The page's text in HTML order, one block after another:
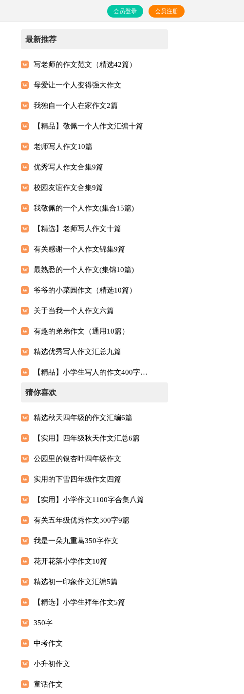
会员登录 会员注册
最新推荐
写老师的作文范文（精选42篇）
母爱让一个人变得强大作文
我独自一个人在家作文2篇
【精品】敬佩一个人作文汇编十篇
老师写人作文10篇
优秀写人作文合集9篇
校园友谊作文合集9篇
我敬佩的一个人作文(集合15篇)
【精选】老师写人作文十篇
有关感谢一个人作文锦集9篇
最熟悉的一个人作文(集锦10篇)
爷爷的小菜园作文（精选10篇）
关于当我一个人作文六篇
有趣的弟弟作文（通用10篇）
精选优秀写人作文汇总九篇
【精品】小学生写人的作文400字汇总5篇
猜你喜欢
精选秋天四年级的作文汇编6篇
【实用】四年级秋天作文汇总6篇
公园里的银杏叶四年级作文
实用的下雪四年级作文四篇
【实用】小学作文1100字合集八篇
有关五年级优秀作文300字9篇
我是一朵九重葛350字作文
花开花落小学作文10篇
精选初一印象作文汇编5篇
【精选】小学生拜年作文5篇
350字
中考作文
小升初作文
童话作文